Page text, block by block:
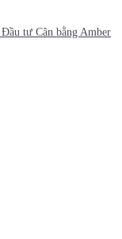
tư Cân bằng Amber